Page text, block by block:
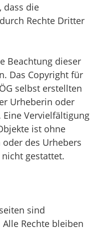
dass die
Rechte Dritter
Beachtung dieser
Das Copyright für
selbst erstellten
Urheberin oder
Vervielfältigung
ist ohne
des Urhebers
nicht gestattet.
sind
Rechte bleiben